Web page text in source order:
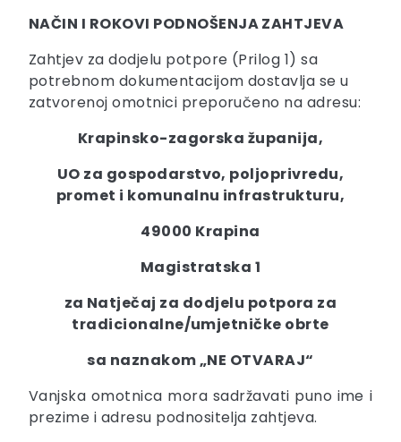
NAČIN I ROKOVI PODNOŠENJA ZAHTJEVA
Zahtjev za dodjelu potpore (Prilog 1) sa
potrebnom dokumentacijom dostavlja se u
zatvorenoj omotnici preporučeno na adresu:
Krapinsko-zagorska županija,
UO za gospodarstvo, poljoprivredu,
promet i komunalnu infrastrukturu,
49000 Krapina
Magistratska 1
za Natječaj za dodjelu potpora za
tradicionalne/umjetničke obrte
sa naznakom „NE OTVARAJ“
Vanjska omotnica mora sadržavati puno ime i
prezime i adresu podnositelja zahtjeva.